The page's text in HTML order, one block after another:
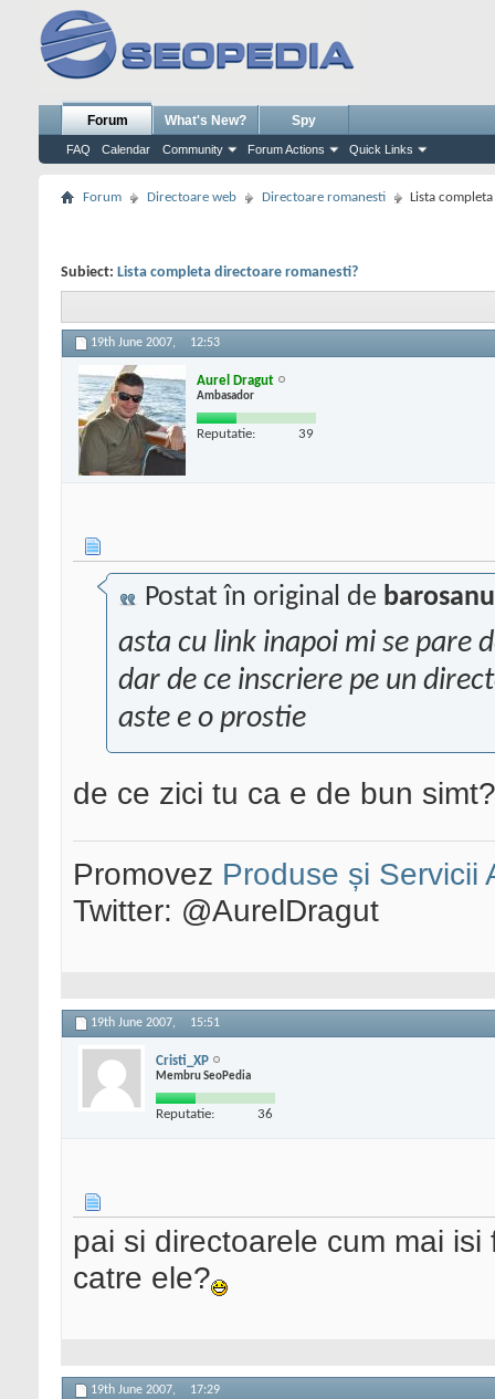
Forum
FAQ Calendar Community Forum Actions Quick Links
What's New? Spy
Forum Directoare web Directoare romanesti Lista
Subiect: Lista completa directoare romanesti?
19th June 2007, 12:53
Aurel Dragut
Ambasador
Reputatie: 39
Postat în original de barosanu
asta cu link inapoi mi se pare
dar de ce inscriere pe un
aste e o prostie
de ce zici tu ca e de bun
Promovez Produse și Servicii
Twitter: @AurelDragut
19th June 2007, 15:51
Cristi_XP
Membru SeoPedia
Reputatie: 36
pai si directoarele cum mai
catre ele?
19th June 2007, 17:29